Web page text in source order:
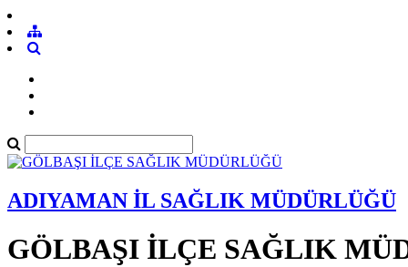
ADIYAMAN İL SAĞLIK MÜDÜRLÜĞÜ
GÖLBAŞI İLÇE SAĞLIK